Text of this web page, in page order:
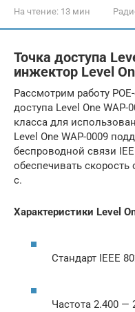
На чтение: 13 мин
Точка доступа
инжектор Level
Рассмотрим работу
доступа Level One WAP-
класса для
Level One WAP-0009
беспроводной связи
обеспечивать
с.
Характеристики Level
Стандарт IEEE
Частота 2.400 —